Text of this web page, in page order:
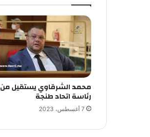
محمد الشرقاوي يستقيل من
رئاسة اتحاد طنجة
7 أغسطس، 2023